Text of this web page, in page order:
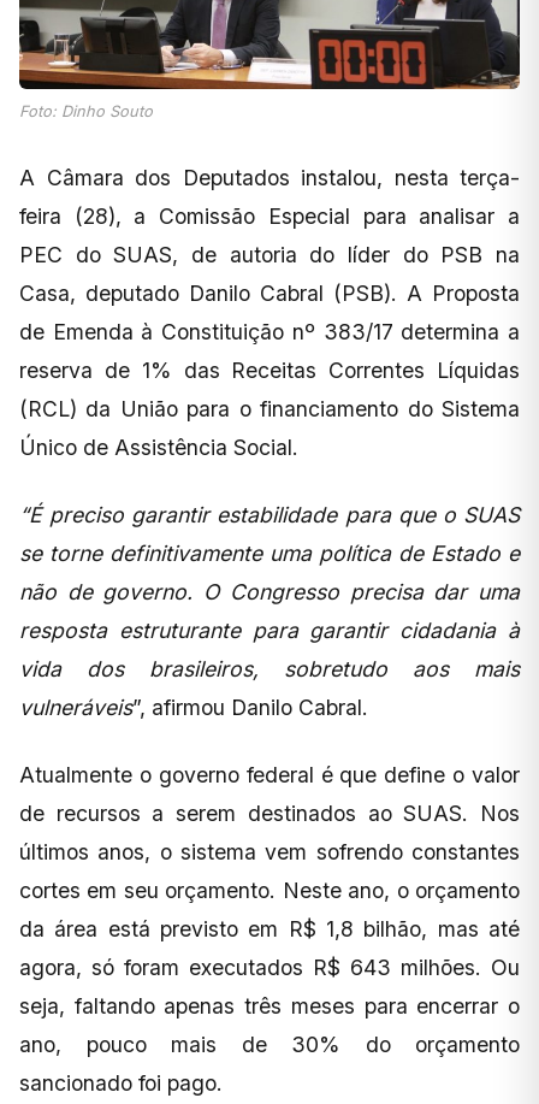
Foto: Dinho Souto
A Câmara dos Deputados instalou, nesta terça-
feira (28), a Comissão Especial para analisar a
PEC do SUAS, de autoria do líder do PSB na
Casa, deputado Danilo Cabral (PSB). A Proposta
de Emenda à Constituição nº 383/17 determina a
reserva de 1% das Receitas Correntes Líquidas
(RCL) da União para o financiamento do Sistema
Único de Assistência Social.
“É preciso garantir estabilidade para que o SUAS
se torne definitivamente uma política de Estado e
não de governo. O Congresso precisa dar uma
resposta estruturante para garantir cidadania à
vida dos brasileiros, sobretudo aos mais
vulneráveis”, afirmou Danilo Cabral.
Atualmente o governo federal é que define o valor
de recursos a serem destinados ao SUAS. Nos
últimos anos, o sistema vem sofrendo constantes
cortes em seu orçamento. Neste ano, o orçamento
da área está previsto em R$ 1,8 bilhão, mas até
agora, só foram executados R$ 643 milhões. Ou
seja, faltando apenas três meses para encerrar o
ano, pouco mais de 30% do orçamento
sancionado foi pago.